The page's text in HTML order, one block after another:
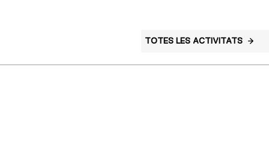
TOTES LES ACTIVITATS